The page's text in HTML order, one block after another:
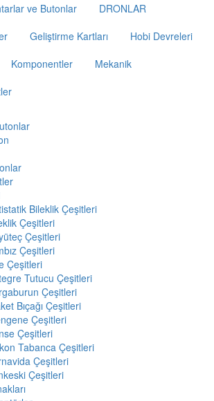
ve Butonlar
DRONLAR
Geliştirme Kartları
Hobi Devreleri
Komponentler
Mekanik
Bileklik Çeşitleri
Çeşitleri
Çeşitleri
Çeşitleri
Çeşitleri
Tutucu Çeşitleri
Çeşitleri
Bıçağı Çeşitleri
Çeşitleri
Çeşitleri
Tabanca Çeşitleri
Çeşitleri
Çeşitleri